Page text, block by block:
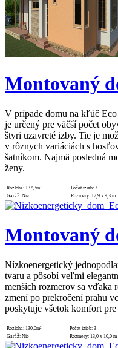
Montovaný
V prípade domu na kľúč
je určený pre väčší počet
štyri uzavreté izby. Tie je
v rôznych variáciách s
šatníkom. Najmä posledná
ženy.
Rozloha: 132,3m² Počet izieb: 3
Garáž: Nie Rozmery: 17,9 x 9,3 m
Montovaný
Nízkoenergetický
tvaru a pôsobí veľmi
menších rozmerov sa vďaka
zmení po prekročení prahu
poskytuje všetok komfort
Rozloha: 130,0m² Počet izieb: 3
Garáž: Nie Rozmery: 13,0 x 10,0 m